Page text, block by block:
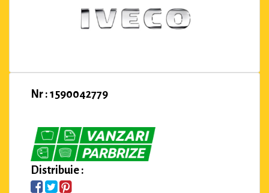
Nr : 1590042779
Distribuie :